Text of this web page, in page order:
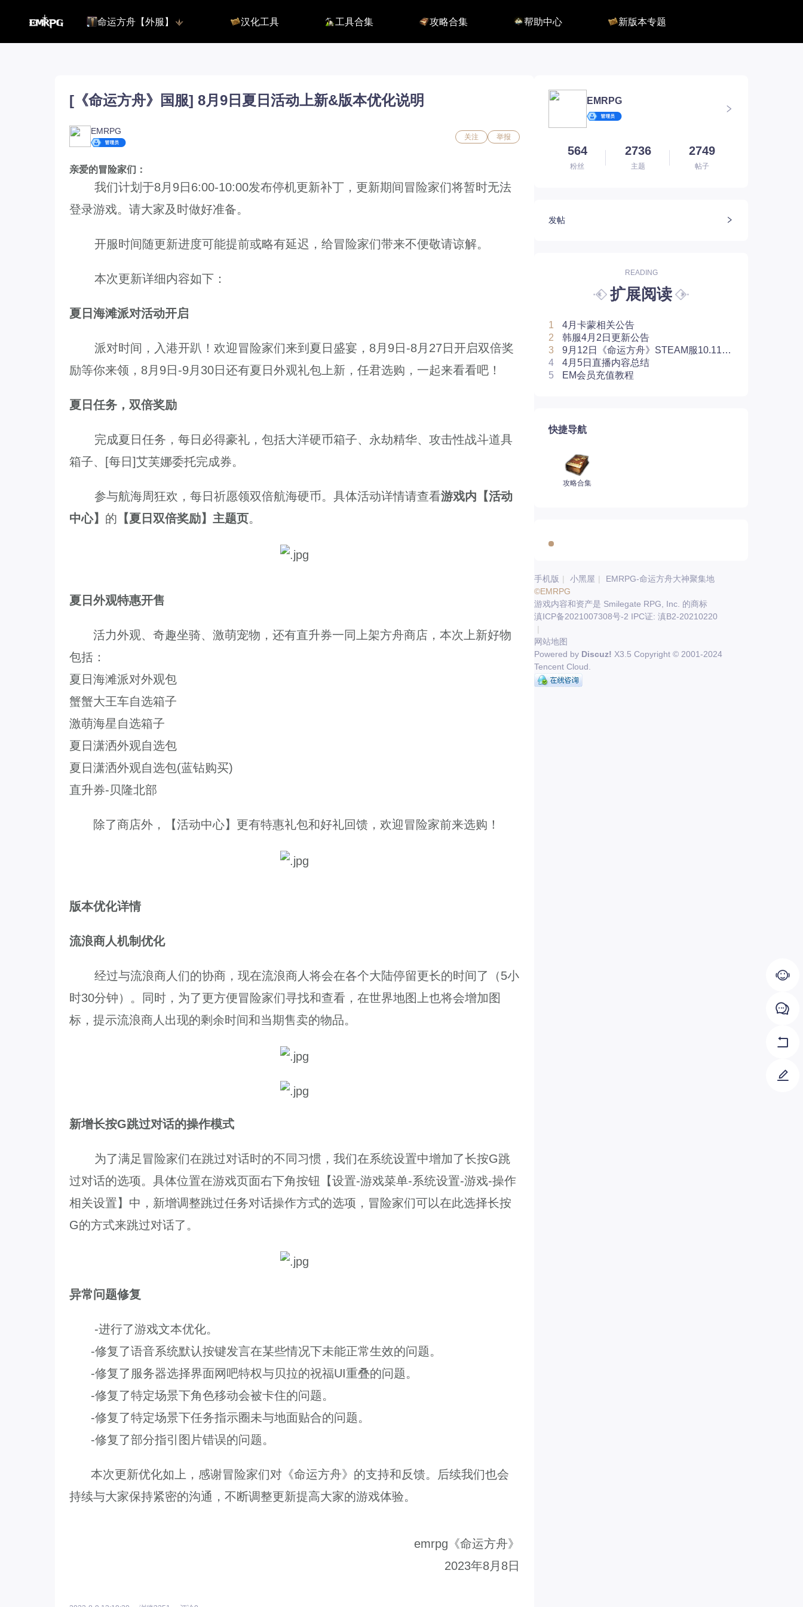
命运方舟【外服】 汉化工具 工具合集
职业构筑
百科地图
魅魔炫舞模拟
攻略合集 帮助中心
EM国服群
EM美服群
新版本专题
[《命运方舟》国服] 8月9日夏日活动上新&版本优化说明
EMRPG
关注 举报
亲爱的冒险家们：
我们计划于8月9日6:00-10:00发布停机更新补丁，更新期间冒险家们将暂时无法
登录游戏。请大家及时做好准备。
开服时间随更新进度可能提前或略有延迟，给冒险家们带来不便敬请谅解。
本次更新详细内容如下：
夏日海滩派对活动开启
派对时间，入港开趴！欢迎冒险家们来到夏日盛宴，8月9日-8月27日开启双倍奖
励等你来领，8月9日-9月30日还有夏日外观礼包上新，任君选购，一起来看看吧！
夏日任务，双倍奖励
完成夏日任务，每日必得豪礼，包括大洋硬币箱子、永劫精华、攻击性战斗道具
箱子、[每日]艾芙娜委托完成券。
参与航海周狂欢，每日祈愿领双倍航海硬币。具体活动详情请查看游戏内【活动
中心】 的 【夏日双倍奖励】主题页。
夏日外观特惠开售
活力外观、奇趣坐骑、激萌宠物，还有直升券一同上架方舟商店，本次上新好物
包括：
夏日海滩派对外观包
蟹蟹大王车自选箱子
激萌海星自选箱子
夏日潇洒外观自选包
夏日潇洒外观自选包(蓝钻购买)
直升券-贝隆北部
除了商店外，【活动中心】更有特惠礼包和好礼回馈，欢迎冒险家前来选购！
版本优化详情
流浪商人机制优化
经过与流浪商人们的协商，现在流浪商人将会在各个大陆停留更长的时间了（5小
时30分钟）。同时，为了更方便冒险家们寻找和查看，在世界地图上也将会增加图
标，提示流浪商人出现的剩余时间和当期售卖的物品。
新增长按G跳过对话的操作模式
为了满足冒险家们在跳过对话时的不同习惯，我们在系统设置中增加了长按G跳
过对话的选项。具体位置在游戏页面右下角按钮【设置-游戏菜单-系统设置-游戏-操作
相关设置】中，新增调整跳过任务对话操作方式的选项，冒险家们可以在此选择长按
G的方式来跳过对话了。
异常问题修复
-进行了游戏文本优化。
-修复了语音系统默认按键发言在某些情况下未能正常生效的问题。
-修复了服务器选择界面网吧特权与贝拉的祝福UI重叠的问题。
-修复了特定场景下角色移动会被卡住的问题。
-修复了特定场景下任务指示圈未与地面贴合的问题。
-修复了部分指引图片错误的问题。
本次更新优化如上，感谢冒险家们对《命运方舟》的支持和反馈。后续我们也会
持续与大家保持紧密的沟通，不断调整更新提高大家的游戏体验。
emrpg《命运方舟》
2023年8月8日
EMRPG
564
粉丝
2736
主题
2749
帖子
发帖
READING
扩展阅读
1
4月卡蒙相关公告
2
韩服4月2日更新公告
3
版本汉化补丁
4
4月5日直播内容总结
5
EM会员充值教程
快捷导航
攻略合集
手机版 | 小黑屋 |
EMRPG-命运方舟大神聚集地
©EMRPG
游戏内容和资产是 Smilegate RPG, Inc. 的商标
滇ICP备2021007308号-2 IPC证: 滇B2-20210220
|
网站地图
Powered by Discuz! X3.5 Copyright © 2001-2024
Tencent Cloud.